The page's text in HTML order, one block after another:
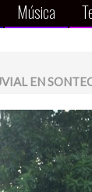
Música
EN